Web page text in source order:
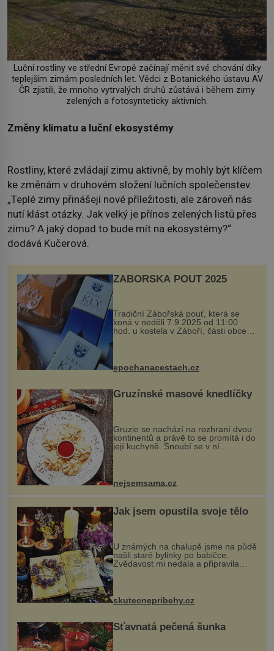
Luční rostliny ve střední Evropě začínají měnit své chování díky
teplejším zimám posledních let. Vědci z Botanického ústavu AV
ČR zjistili, že mnoho vytrvalých druhů zůstává i během zimy
zelených a fotosynteticky aktivních.
Změny klimatu a luční ekosystémy
Rostliny, které zvládají zimu aktivně, by mohly být klíčem
ke změnám v druhovém složení lučních společenstev.
„Teplé zimy přinášejí nové příležitosti, ale zároveň nás
nutí klást otázky. Jak velký je přínos zelených listů přes
zimu? A jaký dopad to bude mít na ekosystémy?“
dodává Kučerová.
ZÁBOŘSKÁ POUŤ 2025
Tradiční Zábořská pouť, která se
koná v neděli 7.9.2025 od 11:00
hod. u kostela v Záboří, části obce
Kly u Mělníka. V programu naleznete
komentovanou prohlídku kostela,
epochanacestach.cz
Gruzínské masové knedlíčky
Gruzie se nachází na rozhraní dvou
kontinentů a právě to se promítá i do
její kuchyně. Snoubí se v ní
evropské a asijské chutě a díky tomu
vznikají rozmanité a chuťově bohaté
pokrmy, které rozhodně st...
nejsemsama.cz
Jak jsem opustila svoje tělo
U známých na chalupě jsme na půdě
našli staré bylinky po babičce.
Zvědavost mi nedala a připravila
jsem si z nich lektvar… Zimní pobyt
na chalupě se pro mě vlastní vinou
změnil v děsivý zážitek, na kt...
skutecnepribehy.cz
Šťavnatá pečená šunka